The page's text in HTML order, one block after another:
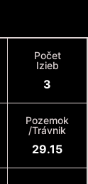
Počet
Izieb
3
Pozemok
/Trávnik
29.15